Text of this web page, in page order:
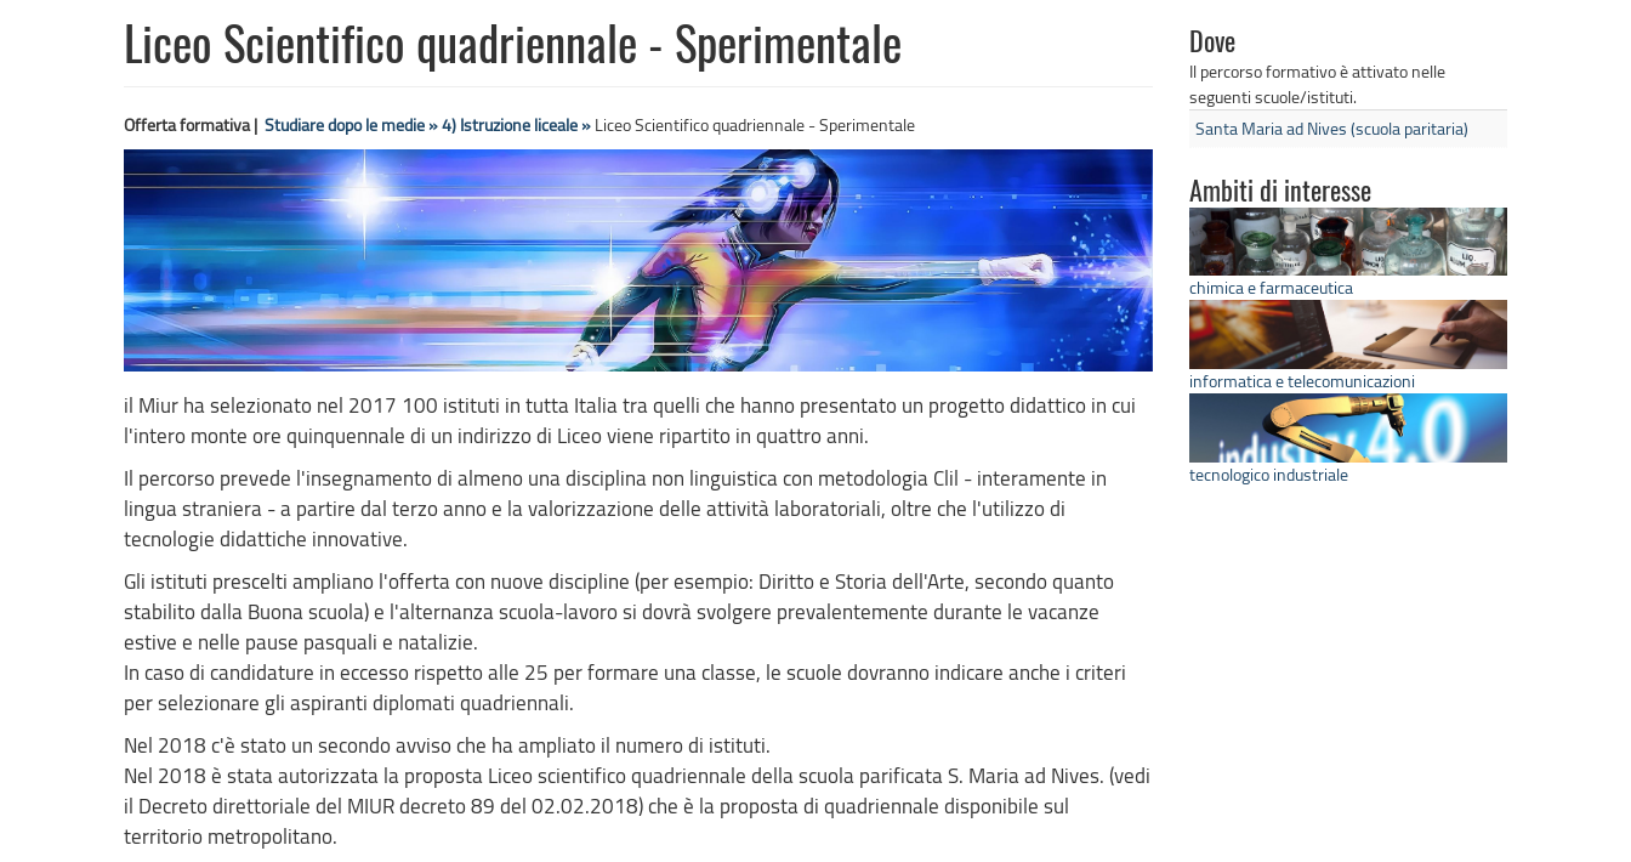
Liceo Scientifico quadriennale - Sperimentale
Offerta formativa | Studiare dopo le medie »4) Istruzione liceale » Liceo Scientifico quadriennale - Sperimentale
il Miur ha selezionato nel 2017 100 istituti in tutta Italia tra quelli che hanno presentato un progetto didattico in cui
l'intero monte ore quinquennale di un indirizzo di Liceo viene ripartito in quattro anni.
Il percorso prevede l'insegnamento di almeno una disciplina non linguistica con metodologia Clil - interamente in
lingua straniera - a partire dal terzo anno e la valorizzazione delle attività laboratoriali, oltre che l'utilizzo di
tecnologie didattiche innovative.
Gli istituti prescelti ampliano l'offerta con nuove discipline (per esempio: Diritto e Storia dell'Arte, secondo quanto
stabilito dalla Buona scuola) e l'alternanza scuola-lavoro si dovrà svolgere prevalentemente durante le vacanze
estive e nelle pause pasquali e natalizie.
In caso di candidature in eccesso rispetto alle 25 per formare una classe, le scuole dovranno indicare anche i criteri
per selezionare gli aspiranti diplomati quadriennali.
Nel 2018 c'è stato un secondo avviso che ha ampliato il numero di istituti.
Nel 2018 è stata autorizzata la proposta Liceo scientifico quadriennale della scuola parificata S. Maria ad Nives. (vedi
il Decreto direttoriale del MIUR decreto 89 del 02.02.2018) che è la proposta di quadriennale disponibile sul
territorio metropolitano.
Dove
Il percorso formativo è attivato nelle
seguenti scuole/istituti.
Santa Maria ad Nives (scuola paritaria)
Ambiti di interesse
chimica e farmaceutica
informatica e telecomunicazioni
tecnologico industriale